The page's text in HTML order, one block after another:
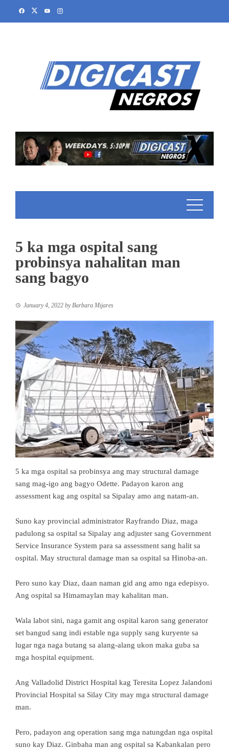
5 ka mga ospital sang
probinsya nahalitan man
sang bagyo
January 4, 2022 by Barbara Mijares
5 ka mga ospital sa probinsya ang may structural damage
sang mag-igo ang bagyo Odette. Padayon karon ang
assessment kag ang ospital sa Sipalay amo ang natam-an.
Suno kay provincial administrator Rayfrando Diaz, maga
padulong sa ospital sa Sipalay ang adjuster sang Government
Service Insurance System para sa assessment sang halit sa
ospital. May structural damage man sa ospital sa Hinoba-an.
Pero suno kay Diaz, daan naman gid ang amo nga edepisyo.
Ang ospital sa Himamaylan may kahalitan man.
Wala labot sini, naga gamit ang ospital karon sang generator
set bangud sang indi estable nga supply sang kuryente sa
lugar nga naga butang sa alang-alang ukon maka guba sa
mga hospital equipment.
Ang Valladolid District Hospital kag Teresita Lopez Jalandoni
Provincial Hospital sa Silay City may mga structural damage
man.
Pero, padayon ang operation sang mga natungdan nga ospital
suno kay Diaz. Ginbaha man ang ospital sa Kabankalan pero